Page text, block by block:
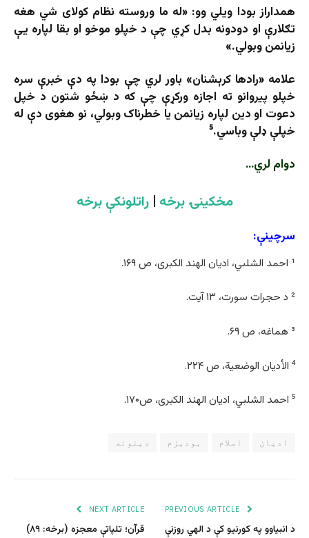
همداراز بودا ویلي وو: «له ما وروسته نظام کولای شي هغه
تګلارې او دودونه بدل کړي چې د خپلو موخو او بقا لپاره یې
زیانمن وبولي.»
علامه «رادها کرېشنان» باور لري چې بودا په دې خبرې سره
خپلو پیروانو ته اجازه ورکړې چې که د ښځو شتون د خپل
دعوت او دین لپاره زیانمن یا خطرناک وبولي، نو هغوی دې له
خپلې ډلې وباسي.⁵
دوام لري…
مخکینۍ برخه |راتلونکې برخه
سرچینې:
¹ احمد الشلبي، ادیان الهند الکبری، ص ۱۶۹.
² د حجرات سورت، ۱۳ آیت.
³ هماغه، ص ۶۹.
⁴ الأدیان الوضعیة، ص ۲۲۴.
⁵ احمد الشلبي، ادیان الهند الکبری، ص۱۷۰.
ادیان اسلام بودیزم دینونه
د انبیاوو په کورنیو کې د الهي روزنې
NEXT ARTICLE
قرآن؛ تلپاتې معجزه (برخه: ٨٩)